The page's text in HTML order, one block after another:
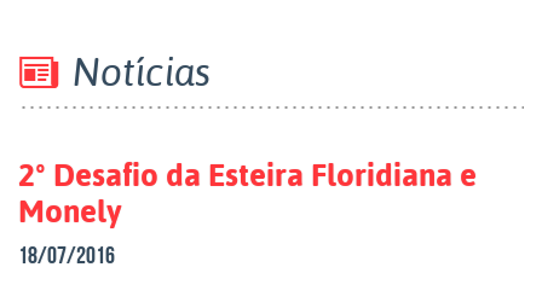
Notícias
2º Desafio da Esteira Floridiana e
Monely
18/07/2016